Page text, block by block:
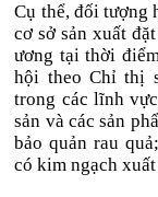
Cụ thể, đối tượng
cơ sở sản xuất
ương tại thời
hội theo Chỉ thị
trong các lĩnh
sản và các sản
bảo quản rau
có kim ngạch